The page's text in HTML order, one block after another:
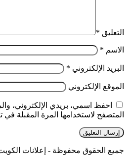
التعليق *
الاسم *
البريد الإلكتروني *
الموقع الإلكتروني
احفظ اسمي، بريدي الإلكتروني،
المتصفح لاستخدامها المرة المقبلة في
جميع الحقوق محفوظة - إعلانات